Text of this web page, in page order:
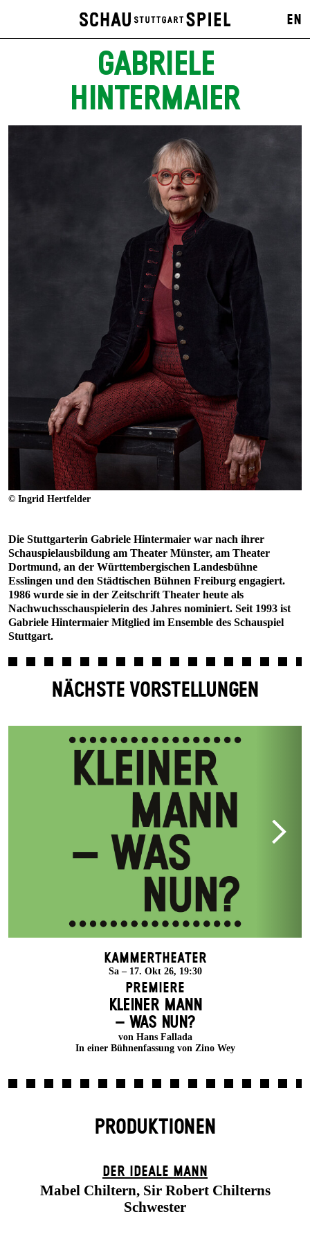
EN
GABRIELE
HINTERMAIER
© Ingrid Hertfelder
Die Stuttgarterin Gabriele Hintermaier war nach ihrer
Schauspielausbildung am Theater Münster, am Theater
Dortmund, an der Württembergischen Landesbühne
Esslingen und den Städtischen Bühnen Freiburg engagiert.
1986 wurde sie in der Zeitschrift Theater heute als
Nachwuchsschauspielerin des Jahres nominiert. Seit 1993 ist
Gabriele Hintermaier Mitglied im Ensemble des Schauspiel
Stuttgart.
NÄCHSTE VORSTELLUNGEN
Kammertheater
Sa – 17. Okt 26, 19:30
Premiere
KLEINER MANN
– WAS NUN?
von Hans Fallada
In einer Bühnenfassung von Zino Wey
PRODUKTIONEN
DER IDEALE MANN
Mabel Chiltern, Sir Robert Chilterns
Schwester